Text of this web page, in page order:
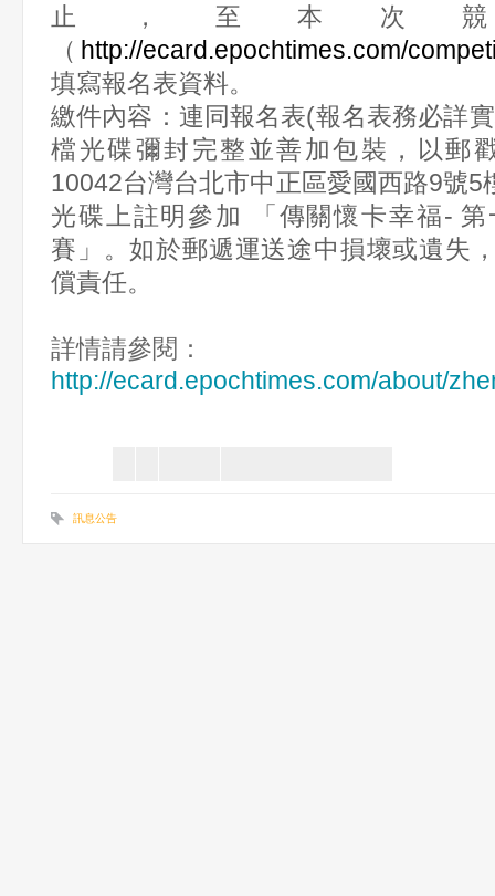
止，至本次
（ http://ecard.epochtimes.com/
填寫報名表資料。
繳件內容：連同報名表(報名表務必詳
檔光碟彌封完整並善加包裝，以郵
10042台灣台北市中正區愛國西路9號5
光碟上註明參加 「傳關懷卡幸福-
賽」。如於郵遞運送途中損壞或遺失
償責任。
詳情請參閱：
http://ecard.epochtimes.com/about/
訊息公告